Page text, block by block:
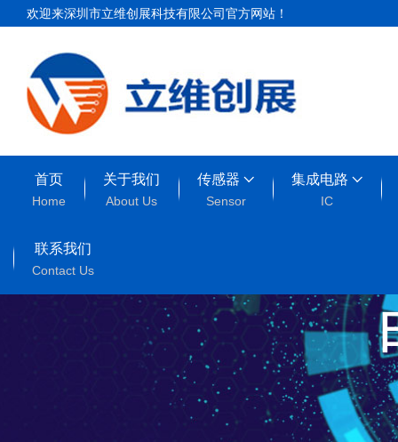
欢迎来深圳市立维创展科技有限公司官方网站！
首页
Home
关于我们
About Us
传感器
Sensor
集成电路
IC
联系我们
Contact Us